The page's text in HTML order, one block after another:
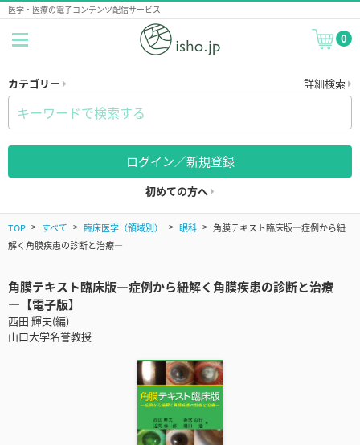
医学・医療の電子コンテンツ配信サービス
0
カテゴリー 詳細検索
ログイン／新規登録
初めての方へ
TOP すべて 臨床医学（領域別） 眼科
角膜テキスト臨床版―症例から紐
解く角膜疾患の診断と治療―
角膜テキスト臨床版―症例から紐解く角膜疾患の診断と治療
―【電子版】
西田 輝夫(編)
山口大学名誉教授